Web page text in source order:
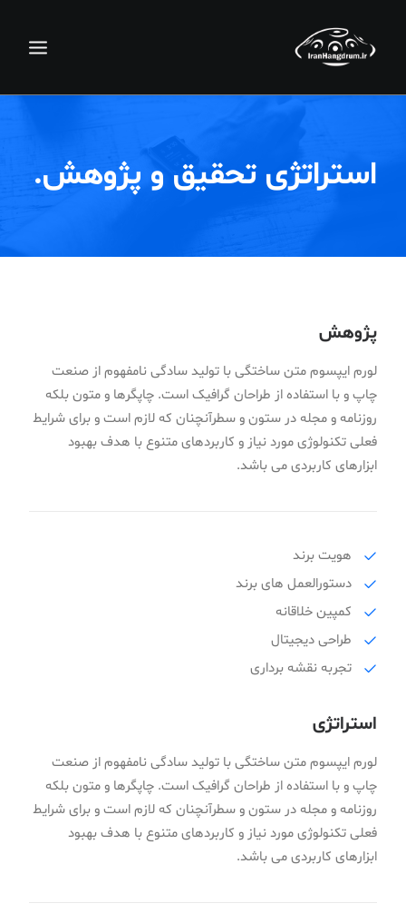
استراتژی تحقیق و پژوهش.
پژوهش
لورم ایپسوم متن ساختگی با تولید سادگی نامفهوم از صنعت
چاپ و با استفاده از طراحان گرافیک است. چاپگرها و متون بلکه
روزنامه و مجله در ستون و سطرآنچنان که لازم است و برای شرایط
فعلی تکنولوژی مورد نیاز و کاربردهای متنوع با هدف بهبود
ابزارهای کاربردی می باشد.
هویت برند
دستورالعمل های برند
کمپین خلاقانه
طراحی دیجیتال
تجربه نقشه برداری
استراتژی
لورم ایپسوم متن ساختگی با تولید سادگی نامفهوم از صنعت
چاپ و با استفاده از طراحان گرافیک است. چاپگرها و متون بلکه
روزنامه و مجله در ستون و سطرآنچنان که لازم است و برای شرایط
فعلی تکنولوژی مورد نیاز و کاربردهای متنوع با هدف بهبود
ابزارهای کاربردی می باشد.